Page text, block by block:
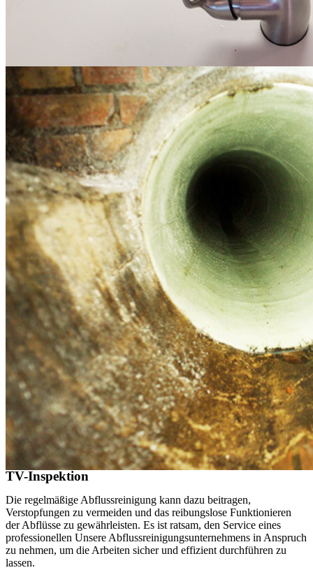
TV-Inspektion
Die regelmäßige Abflussreinigung kann dazu beitragen,
Verstopfungen zu vermeiden und das reibungslose Funktionieren
der Abflüsse zu gewährleisten. Es ist ratsam, den Service eines
professionellen Unsere Abflussreinigungsunternehmens in Anspruch
zu nehmen, um die Arbeiten sicher und effizient durchführen zu
lassen.